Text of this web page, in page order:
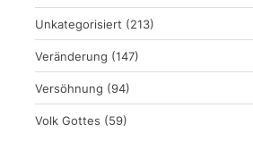
Unkategorisiert (213)
Veränderung (147)
Versöhnung (94)
Volk Gottes (59)